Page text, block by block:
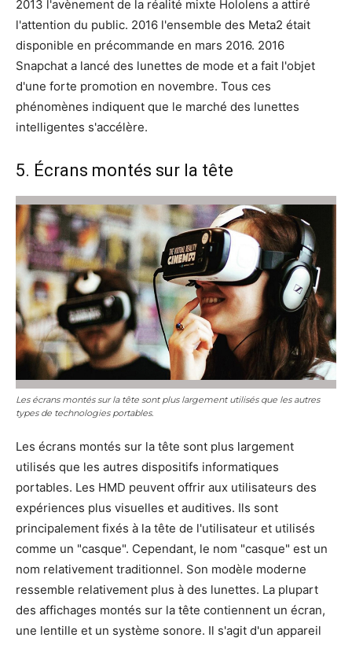
2013 l'avènement de la réalité mixte Hololens a attiré
l'attention du public. 2016 l'ensemble des Meta2 était
disponible en précommande en mars 2016. 2016
Snapchat a lancé des lunettes de mode et a fait l'objet
d'une forte promotion en novembre. Tous ces
phénomènes indiquent que le marché des lunettes
intelligentes s'accélère.
5. Écrans montés sur la tête
Les écrans montés sur la tête sont plus largement utilisés que les autres
types de technologies portables.
Les écrans montés sur la tête sont plus largement
utilisés que les autres dispositifs informatiques
portables. Les HMD peuvent offrir aux utilisateurs des
expériences plus visuelles et auditives. Ils sont
principalement fixés à la tête de l'utilisateur et utilisés
comme un "casque". Cependant, le nom "casque" est un
nom relativement traditionnel. Son modèle moderne
ressemble relativement plus à des lunettes. La plupart
des affichages montés sur la tête contiennent un écran,
une lentille et un système sonore. Il s'agit d'un appareil